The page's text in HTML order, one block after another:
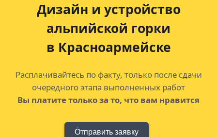
Дизайн и устройство
альпийской горки
в Красноармейске
Расплачивайтесь по факту, только после сдачи
очередного этапа выполненных работ
Вы платите только за то, что вам нравится
Отправить заявку